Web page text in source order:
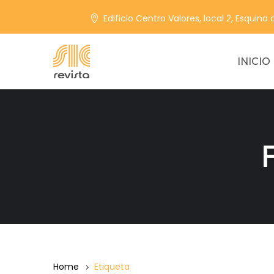
Edificio Centro Valores, local 2, Esquina
INICIO
Home Etiqueta